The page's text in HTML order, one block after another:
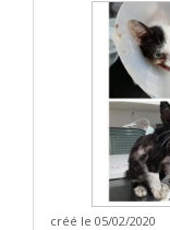
créé le 05/02/2020